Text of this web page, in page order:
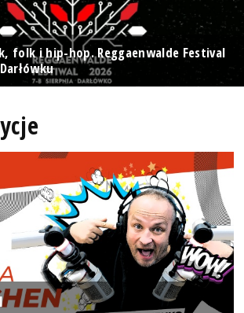
folk i hip-hop. Reggaenwalde Festival